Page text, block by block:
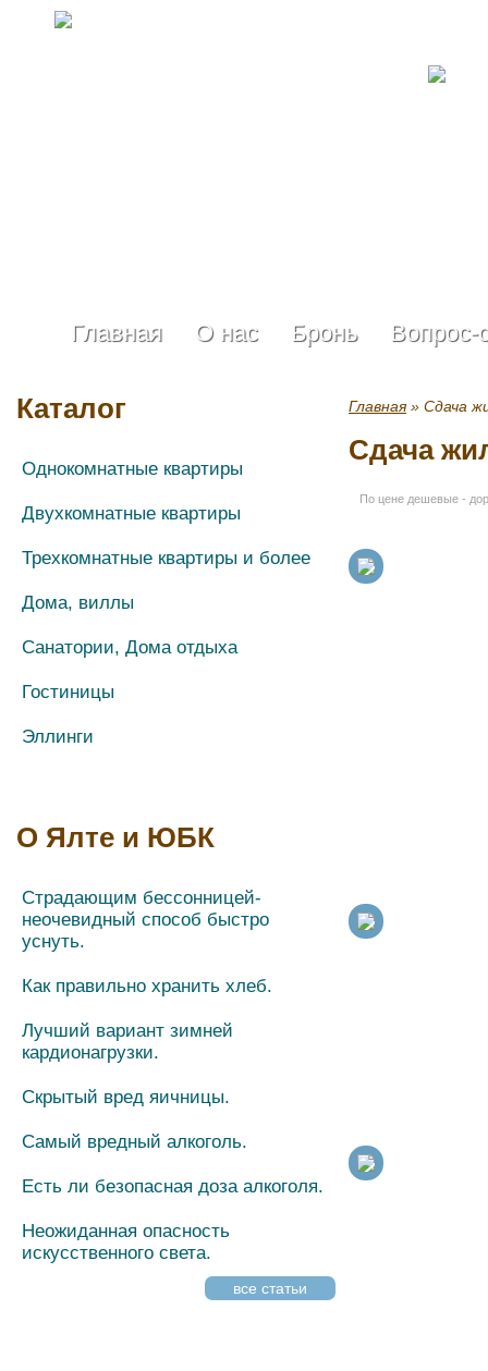
Главная О нас Бронь Вопрос-
Каталог
Однокомнатные квартиры
Двухкомнатные квартиры
Трехкомнатные квартиры и более
Дома, виллы
Санатории, Дома отдыха
Гостиницы
Эллинги
О Ялте и ЮБК
Страдающим бессонницей-
неочевидный способ быстро
уснуть.
Как правильно хранить хлеб.
Лучший вариант зимней
кардионагрузки.
Скрытый вред яичницы.
Самый вредный алкоголь.
Есть ли безопасная доза алкоголя.
Неожиданная опасность
искусственного света.
все статьи
Главная» Сдача
Сдача
По цене дешевые -